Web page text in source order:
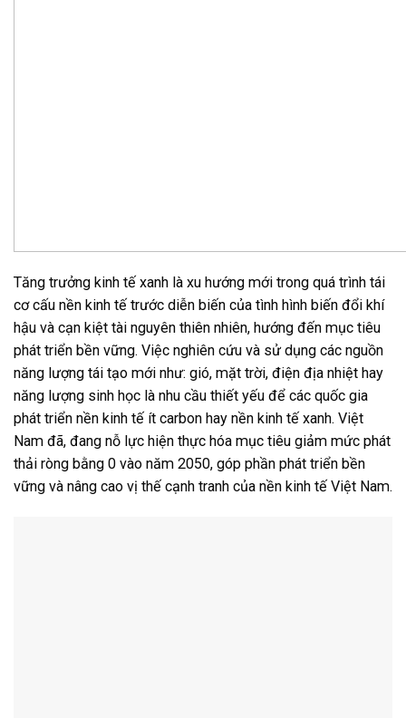
Tăng trưởng kinh tế xanh là xu hướng mới trong quá trình tái
cơ cấu nền kinh tế trước diễn biến của tình hình biến đổi khí
hậu và cạn kiệt tài nguyên thiên nhiên, hướng đến mục tiêu
phát triển bền vững. Việc nghiên cứu và sử dụng các nguồn
năng lượng tái tạo mới như: gió, mặt trời, điện địa nhiệt hay
năng lượng sinh học là nhu cầu thiết yếu để các quốc gia
phát triển nền kinh tế ít carbon hay nền kinh tế xanh. Việt
Nam đã, đang nỗ lực hiện thực hóa mục tiêu giảm mức phát
thải ròng bằng 0 vào năm 2050, góp phần phát triển bền
vững và nâng cao vị thế cạnh tranh của nền kinh tế Việt Nam.